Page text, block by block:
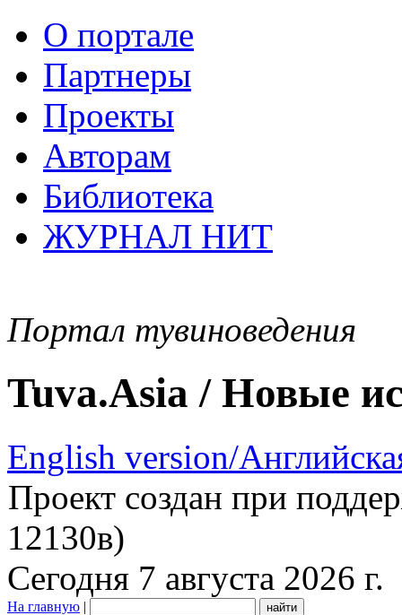
О портале
Партнеры
Проекты
Авторам
Библиотека
ЖУРНАЛ НИТ
Портал тувиноведения
Tuva.Asia / Новые
English version/
Проект создан при
12130в)
Сегодня 7 августа 2026 г.
На главную |